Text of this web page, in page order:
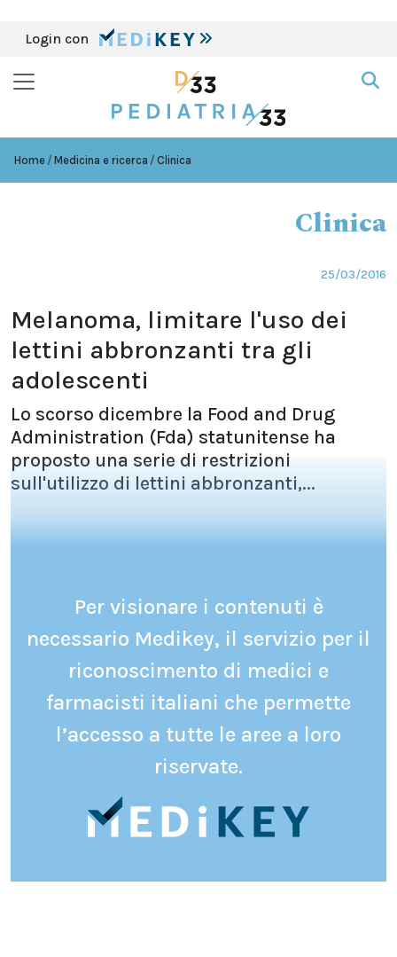
Login con
Home Medicina e ricerca Clinica
Clinica
25/03/2016
Melanoma, limitare l'uso dei
lettini abbronzanti tra gli
adolescenti
Lo scorso dicembre la Food and Drug
Administration (Fda) statunitense ha
proposto una serie di restrizioni
sull'utilizzo di lettini abbronzanti,...
Per visionare i contenuti è
necessario Medikey, il servizio per il
riconoscimento di medici e
farmacisti italiani che permette
l’accesso a tutte le aree a loro
riservate.